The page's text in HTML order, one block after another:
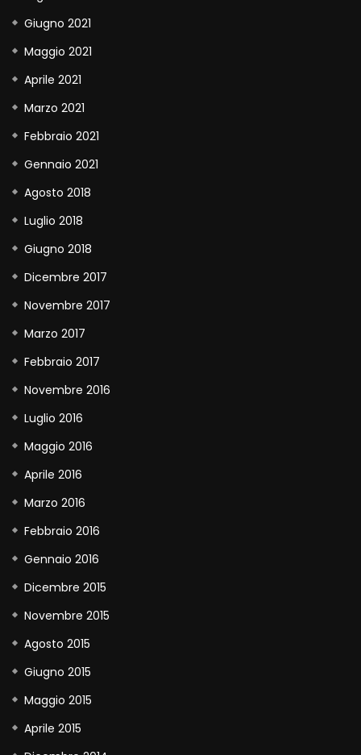
Giugno 2021
Maggio 2021
Aprile 2021
Marzo 2021
Febbraio 2021
Gennaio 2021
Agosto 2018
Luglio 2018
Giugno 2018
Dicembre 2017
Novembre 2017
Marzo 2017
Febbraio 2017
Novembre 2016
Luglio 2016
Maggio 2016
Aprile 2016
Marzo 2016
Febbraio 2016
Gennaio 2016
Dicembre 2015
Novembre 2015
Agosto 2015
Giugno 2015
Maggio 2015
Aprile 2015